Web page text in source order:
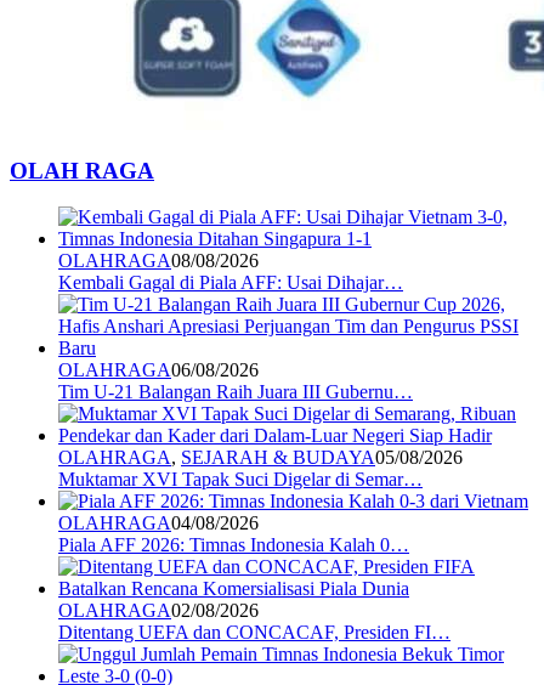
OLAH RAGA
OLAHRAGA08/08/2026
Kembali Gagal di Piala AFF: Usai Dihajar…
OLAHRAGA06/08/2026
Tim U-21 Balangan Raih Juara III Gubernu…
OLAHRAGA, SEJARAH & BUDAYA05/08/2026
Muktamar XVI Tapak Suci Digelar di Semar…
OLAHRAGA04/08/2026
Piala AFF 2026: Timnas Indonesia Kalah 0…
OLAHRAGA02/08/2026
Ditentang UEFA dan CONCACAF, Presiden FI…